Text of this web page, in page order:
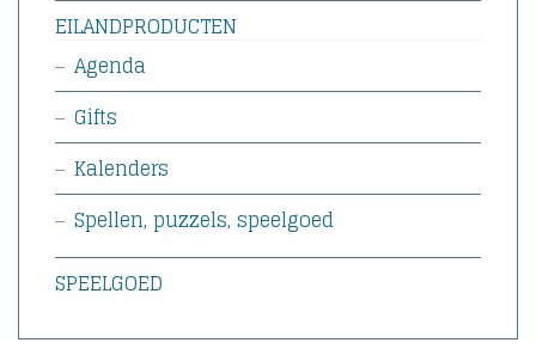
EILANDPRODUCTEN
Agenda
Gifts
Kalenders
Spellen, puzzels, speelgoed
SPEELGOED